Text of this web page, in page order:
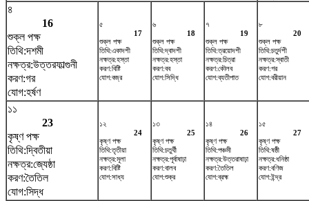
৪
16
শুক্ল পক্ষ
তিথি:দশমী
নক্ষত্র:উত্তরফাল্গুনী
করণ:গর
যোগ:হর্ষণ
৫
17
শুক্ল পক্ষ
তিথি:একাদশী
নক্ষত্র:হস্তা
করণ:বিষ্টি
যোগ:বজ্র
৬
18
শুক্ল পক্ষ
তিথি:দ্বাদশী
নক্ষত্র:হস্তা
করণ:বব
যোগ:সিদ্ধি
৭
19
শুক্ল পক্ষ
তিথি:ত্রয়োদশী
নক্ষত্র:চিত্রা
করণ:কৌলব
যোগ:ব্যতীপাত
৮
20
শুক্ল পক্ষ
তিথি:চতুর্দশী
নক্ষত্র:স্বাতী
করণ:গর
যোগ:বরীয়ান
১১
23
কৃষ্ণ পক্ষ
তিথি:দ্বিতীয়া
নক্ষত্র:জ্যেষ্ঠা
করণ:তৈতিল
যোগ:সিদ্ধ
১২
24
কৃষ্ণ পক্ষ
তিথি:তৃতীয়া
নক্ষত্র:মূলা
করণ:বিষ্টি
যোগ:সাধ্য
১৩
25
কৃষ্ণ পক্ষ
তিথি:চতুর্থী
নক্ষত্র:পূর্বাষাঢ়া
করণ:বালব
যোগ:শুক্র
১৪
26
কৃষ্ণ পক্ষ
তিথি:পঞ্চমী
নক্ষত্র:উত্তরাষাঢ়া
করণ:তৈতিল
যোগ:ব্রহ্ম
১৫
27
কৃষ্ণ পক্ষ
তিথি:ষষ্ঠী
নক্ষত্র:ধনিষ্ঠা
করণ:বণিজ
যোগ:ইন্দ্র